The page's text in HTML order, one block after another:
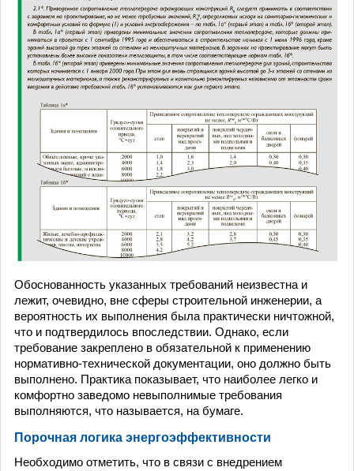
Обоснованность указанных требований неизвестна и
лежит, очевидно, вне сферы строительной инженерии, а
вероятность их выполнения была практически ничтожной,
что и подтвердилось впоследствии. Однако, если
требование закреплено в обязательной к применению
нормативно-технической документации, оно должно быть
выполнено. Практика показывает, что наиболее легко и
комфортно заведомо невыполнимые требования
выполняются, что называется, на бумаге.
Порочная логика энергоэффективности
Необходимо отметить, что в связи с внедрением